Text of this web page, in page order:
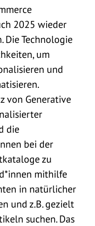
2025 wieder
Die Technologie
um
und
von Generative
die
bei der
zu
mithilfe
in natürlicher
und z.B. gezielt
suchen. Das